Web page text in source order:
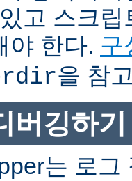
고 스크
야 한다. 구
을 참
버깅하기
는 로그